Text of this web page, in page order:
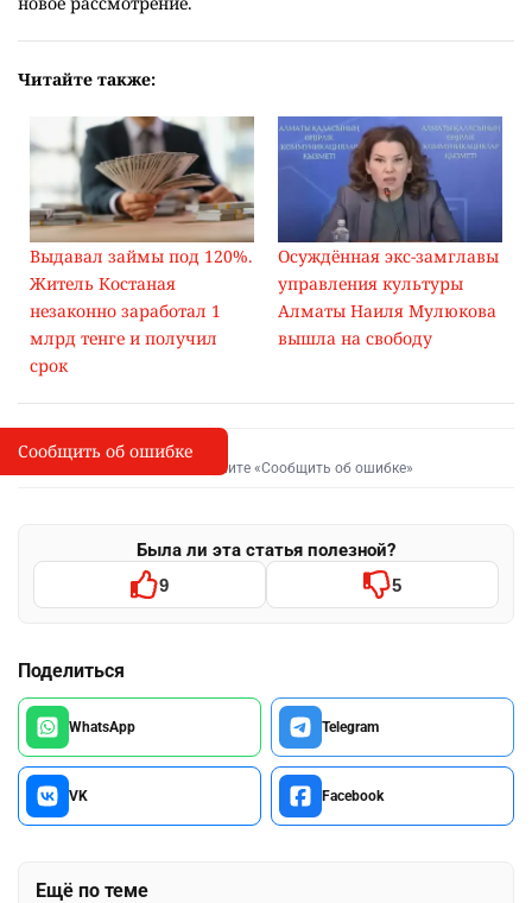
Читайте также:
Выдавал займы под 120%.
Житель Костаная
незаконно заработал 1
млрд тенге и получил
срок
Осуждённая экс-замглавы
управления культуры
Алматы Наиля Мулюкова
вышла на свободу
I
Сообщить об опечатке
Выделите фрагмент и нажмите «Сообщить об ошибке»
Была ли эта статья полезной?
9 5
Поделиться
WhatsApp Telegram
VK Facebook
Ещё по теме
Сообщить об ошибке